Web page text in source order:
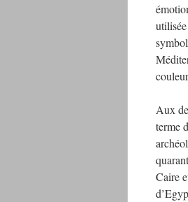
Aux
terme
Caire